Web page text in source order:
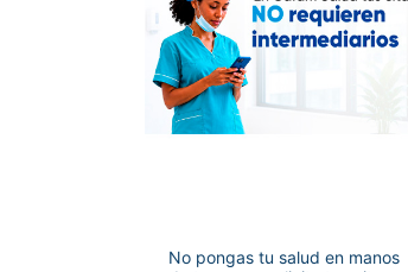
No pongas tu salud en manos